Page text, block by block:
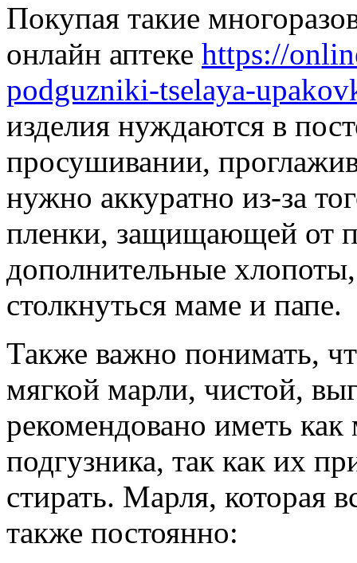
Покупая такие
онлайн аптеке https://
podguzniki-tselaya-
изделия нуждаются в
просушивании,
нужно аккуратно из-за
пленки, защищающей от
дополнительные
столкнуться маме и папе.
Также важно понимать,
мягкой марли, чистой,
рекомендовано иметь
подгузника, так как их
стирать. Марля, которая
также постоянно: